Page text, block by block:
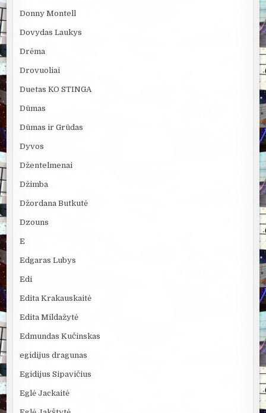
Donny Montell
Dovydas Laukys
Drėma
Drovuoliai
Duetas KO STINGA
Dūmas
Dūmas ir Grūdas
Dyvos
Džentelmenai
Džimba
Džordana Butkutė
Dzouns
E
Edgaras Lubys
Edi
Edita Krakauskaitė
Edita Mildažytė
Edmundas Kučinskas
egidijus dragunas
Egidijus Sipavičius
Eglė Jackaitė